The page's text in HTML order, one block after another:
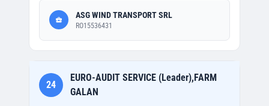
ASG WIND TRANSPORT SRL
RO15536431
24
EURO-AUDIT SERVICE (Leader),FARM
GALAN